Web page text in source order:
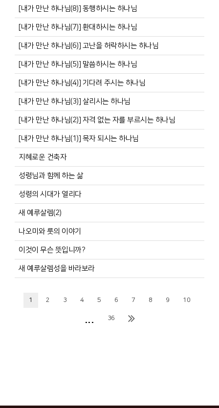
[내가 만난 하나님(8)] 동행하시는 하나님
[내가 만난 하나님(7)] 환대하시는 하나님
[내가 만난 하나님(6)] 고난을 허락하시는 하나님
[내가 만난 하나님(5)] 말씀하시는 하나님
[내가 만난 하나님(4)] 기다려 주시는 하나님
[내가 만난 하나님(3)] 살리시는 하나님
[내가 만난 하나님(2)] 자격 없는 자를 부르시는 하나님
[내가 만난 하나님(1)] 목자 되시는 하나님
지혜로운 건축자
성령님과 함께 하는 삶
성령의 시대가 열리다
새 예루살렘(2)
나오미와 룻의 이야기
이것이 무슨 뜻입니까?
새 예루살렘성을 바라보라
1 2 3 4 5 6 7 8 9 10
... 36